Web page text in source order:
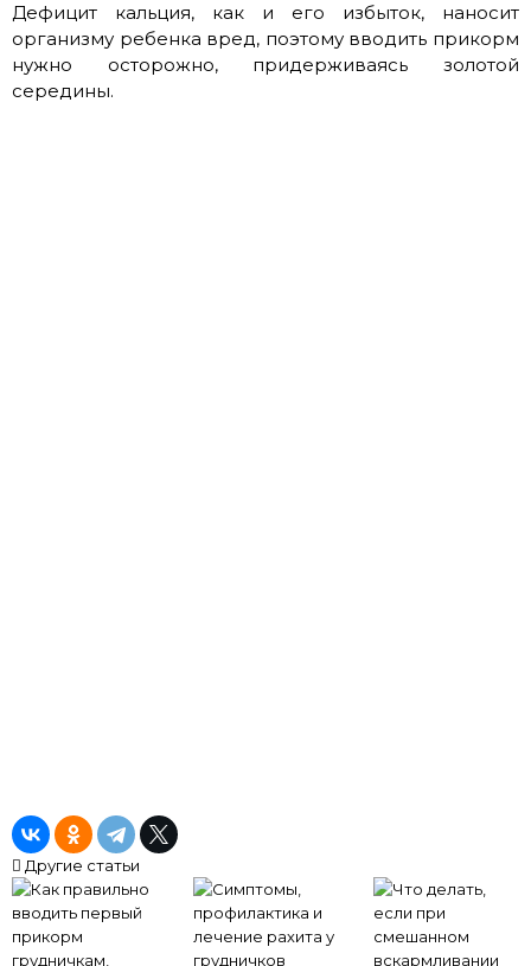
Дефицит кальция, как и его избыток, наносит
организму ребенка вред, поэтому вводить прикорм
нужно осторожно, придерживаясь золотой
середины.
Другие статьи